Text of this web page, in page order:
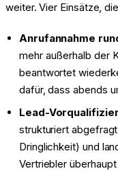
weiter. Vier Einsätze,
Anrufannahme
mehr außerhalb der
beantwortet
dafür, dass abends
Lead-
strukturiert
Dringlichkeit) und
Vertriebler